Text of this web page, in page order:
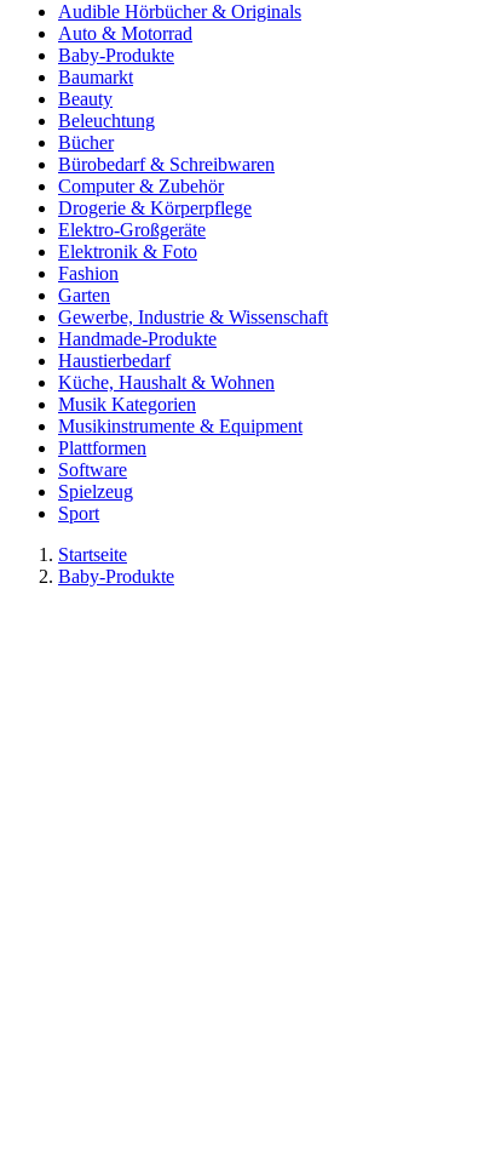
Audible Hörbücher & Originals
Auto & Motorrad
Baby-Produkte
Baumarkt
Beauty
Beleuchtung
Bücher
Bürobedarf & Schreibwaren
Computer & Zubehör
Drogerie & Körperpflege
Elektro-Großgeräte
Elektronik & Foto
Fashion
Garten
Gewerbe, Industrie & Wissenschaft
Handmade-Produkte
Haustierbedarf
Küche, Haushalt & Wohnen
Musik Kategorien
Musikinstrumente & Equipment
Plattformen
Software
Spielzeug
Sport
Startseite
Baby-Produkte